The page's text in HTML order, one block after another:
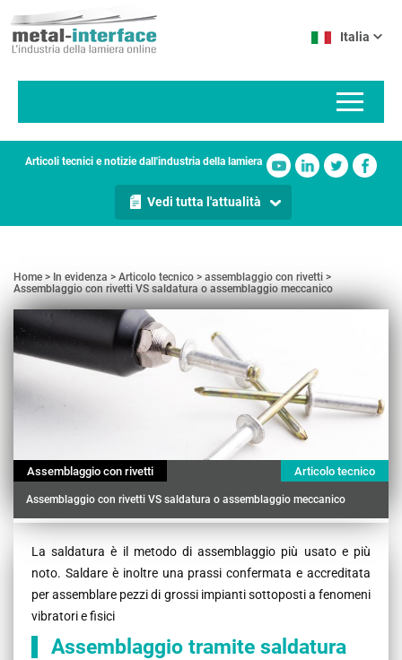
contenuto
Italia
Articoli tecnici e notizie dall'industria della lamiera
Vedi tutta l'attualità
Home In evidenza Articolo tecnico
assemblaggio con rivetti
Assemblaggio con rivetti VS saldatura o assemblaggio meccanico
Assemblaggio con rivetti Articolo tecnico
Assemblaggio con rivetti VS saldatura o assemblaggio meccanico
Contenu
La saldatura è il metodo di assemblaggio più usato e più
noto. Saldare è inoltre una prassi confermata e accreditata
per assemblare pezzi di grossi impianti sottoposti a fenomeni
vibratori e fisici
Assemblaggio tramite saldatura